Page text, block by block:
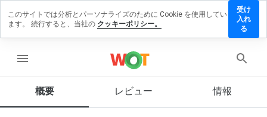
menu
概要 レビュー 情報
ビュー
す
この
このサイトでは分析とパーソナライズのために Cookie を使用してい
ます。 続行すると、当社の クッキーポリシー。
受け
入れ
る